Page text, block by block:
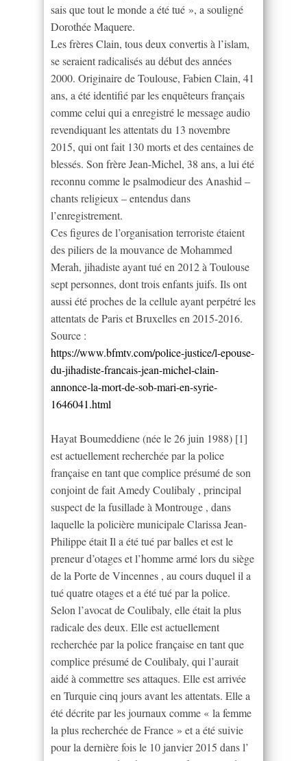
sais que tout le monde a été tué », a souligné
Dorothée Maquere.
Les frères Clain, tous deux convertis à l’islam,
se seraient radicalisés au début des années
2000. Originaire de Toulouse, Fabien Clain, 41
ans, a été identifié par les enquêteurs français
comme celui qui a enregistré le message audio
revendiquant les attentats du 13 novembre
2015, qui ont fait 130 morts et des centaines de
blessés. Son frère Jean-Michel, 38 ans, a lui été
reconnu comme le psalmodieur des Anashid –
chants religieux – entendus dans
l’enregistrement.
Ces figures de l’organisation terroriste étaient
des piliers de la mouvance de Mohammed
Merah, jihadiste ayant tué en 2012 à Toulouse
sept personnes, dont trois enfants juifs. Ils ont
aussi été proches de la cellule ayant perpétré les
attentats de Paris et Bruxelles en 2015-2016.
Source :
https://www.bfmtv.com/police-justice/l-epouse-
du-jihadiste-francais-jean-michel-clain-
annonce-la-mort-de-sob-mari-en-syrie-
1646041.html
Hayat Boumeddiene (née le 26 juin 1988) [1]
est actuellement recherchée par la police
française en tant que complice présumé de son
conjoint de fait Amedy Coulibaly , principal
suspect de la fusillade à Montrouge , dans
laquelle la policière municipale Clarissa Jean-
Philippe était Il a été tué par balles et est le
preneur d’otages et l’homme armé lors du siège
de la Porte de Vincennes , au cours duquel il a
tué quatre otages et a été tué par la police.
Selon l’avocat de Coulibaly, elle était la plus
radicale des deux. Elle est actuellement
recherchée par la police française en tant que
complice présumé de Coulibaly, qui l’aurait
aidé à commettre ses attaques. Elle est arrivée
en Turquie cinq jours avant les attentats. Elle a
été décrite par les journaux comme « la femme
la plus recherchée de France » et a été suivie
pour la dernière fois le 10 janvier 2015 dans l’